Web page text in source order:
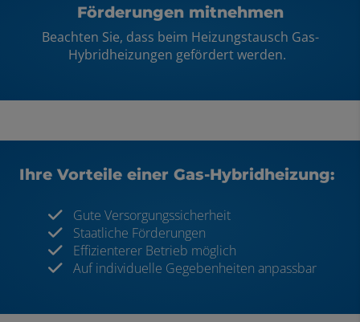
Förderungen mitnehmen​
Beachten Sie, dass beim Heizungstausch Gas-
Hybridheizungen gefördert werden. ​
Ihre Vorteile einer Gas-Hybridheizung:​
Gute Versorgungssicherheit
Staatliche Förderungen
Effizienterer Betrieb möglich
Auf individuelle Gegebenheiten anpassbar